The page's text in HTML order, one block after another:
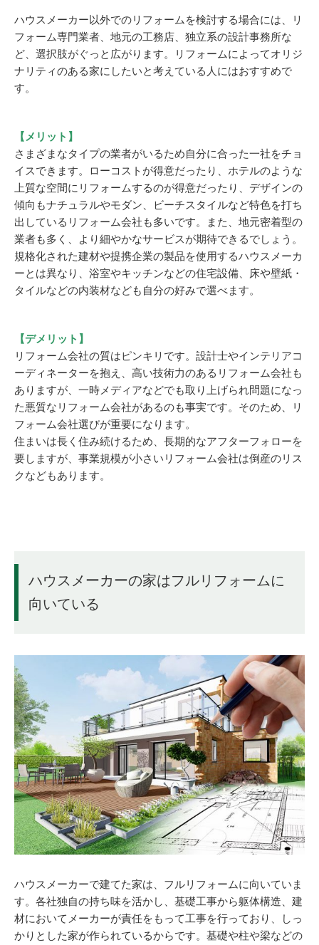
ハウスメーカー以外でのリフォームを検討する場合には、リ
フォーム専門業者、地元の工務店、独立系の設計事務所な
ど、選択肢がぐっと広がります。リフォームによってオリジ
ナリティのある家にしたいと考えている人にはおすすめで
す。
【メリット】
さまざまなタイプの業者がいるため自分に合った一社をチョ
イスできます。ローコストが得意だったり、ホテルのような
上質な空間にリフォームするのが得意だったり、デザインの
傾向もナチュラルやモダン、ビーチスタイルなど特色を打ち
出しているリフォーム会社も多いです。また、地元密着型の
業者も多く、より細やかなサービスが期待できるでしょう。
規格化された建材や提携企業の製品を使用するハウスメーカ
ーとは異なり、浴室やキッチンなどの住宅設備、床や壁紙・
タイルなどの内装材なども自分の好みで選べます。
【デメリット】
リフォーム会社の質はピンキリです。設計士やインテリアコ
ーディネーターを抱え、高い技術力のあるリフォーム会社も
ありますが、一時メディアなどでも取り上げられ問題になっ
た悪質なリフォーム会社があるのも事実です。そのため、リ
フォーム会社選びが重要になります。
住まいは長く住み続けるため、長期的なアフターフォローを
要しますが、事業規模が小さいリフォーム会社は倒産のリス
クなどもあります。
ハウスメーカーの家はフルリフォームに
向いている
ハウスメーカーで建てた家は、フルリフォームに向いていま
す。各社独自の持ち味を活かし、基礎工事から躯体構造、建
材においてメーカーが責任をもって工事を行っており、しっ
かりとした家が作られているからです。基礎や柱や梁などの